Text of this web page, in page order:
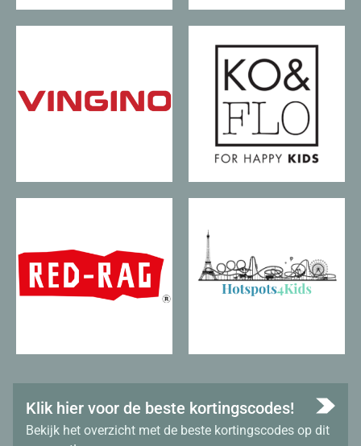
Klik hier voor de beste kortingscodes!
Bekijk het overzicht met de beste kortingscodes op dit